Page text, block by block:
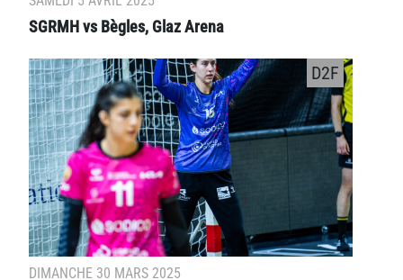
SGRMH vs Bègles, Glaz Arena
DIMANCHE 30 MARS 2025
D2F